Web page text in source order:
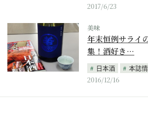
2017/6/23
美味
年末恒例サライ
集！酒好き…
日本酒
本誌
2016/12/16